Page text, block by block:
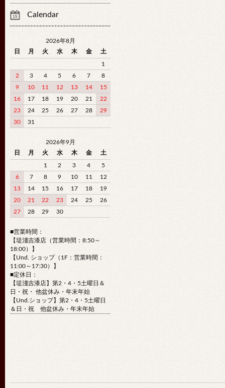
Calendar
2026年8月
日
月 火 水 木 金 土
1
2
3 4 5 6 7
8
9
10 11 12 13 14
15
16
17 18 19 20 21
22
23
24 25 26 27 28
29
30
31
2026年9月
日
月 火 水 木 金 土
1 2 3 4
5
6
7 8 9 10 11
12
13
14 15 16 17 18
19
20
21 22 23 24 25
26
27
28 29 30
■営業時間：
【堤淺吉漆店（営業時間：8:50～
18:00）】
【Und. ショップ（1F：営業時間：
11:00～17:30）】
■定休日：
【堤淺吉漆店】第2・4・5土曜日＆
日・祝・ 他盆休み・年末年始
【Und.ショップ】第2・4・5土曜日
＆日・祝 他盆休み・年末年始